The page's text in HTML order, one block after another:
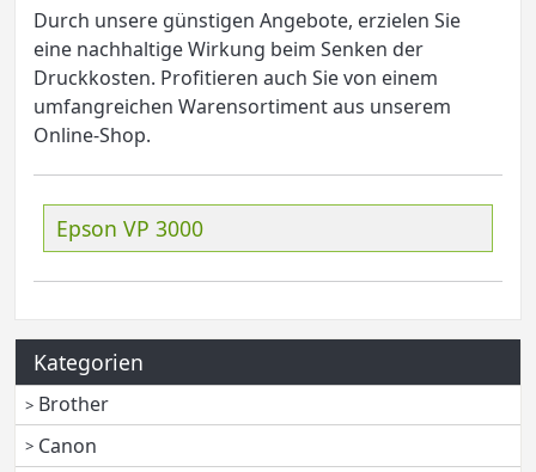
Durch unsere günstigen Angebote, erzielen Sie
eine nachhaltige Wirkung beim Senken der
Druckkosten. Profitieren auch Sie von einem
umfangreichen Warensortiment aus unserem
Online-Shop.
Epson VP 3000
Kategorien
Brother
Canon